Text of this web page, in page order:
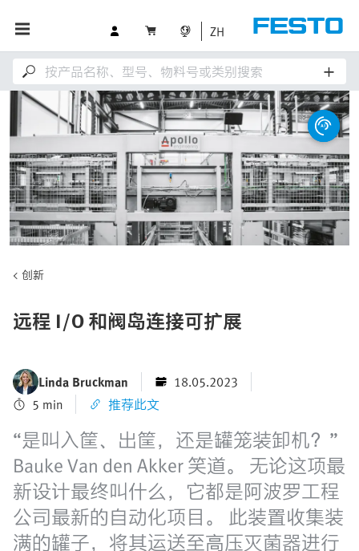
ZH
创新
远程 I/O 和阀岛连接可扩展
Linda Bruckman
18.05.2023
5 min
推荐此文
“是叫入筐、出筐，还是罐笼装卸机？”
Bauke Van den Akker 笑道。 无论这项最
新设计最终叫什么，它都是阿波罗工程
公司最新的自动化项目。 此装置收集装
满的罐子，将其运送至高压灭菌器进行